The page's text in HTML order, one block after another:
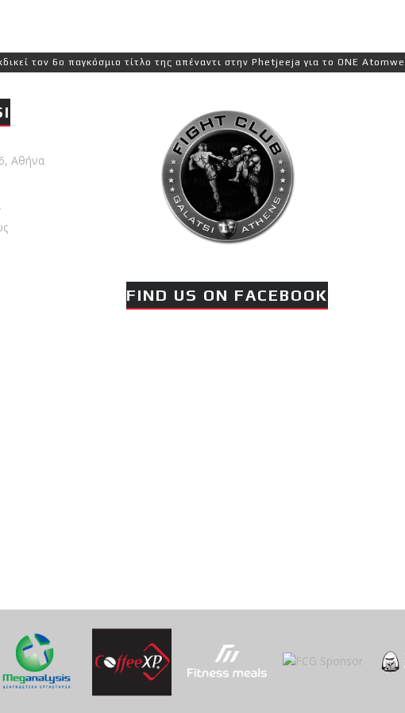
6ο παγκόσμιο τίτλο της απέναντι στην Phetjeeja για το ONE Atomweight
Αθήνα
FIND US ON FACEBOOK